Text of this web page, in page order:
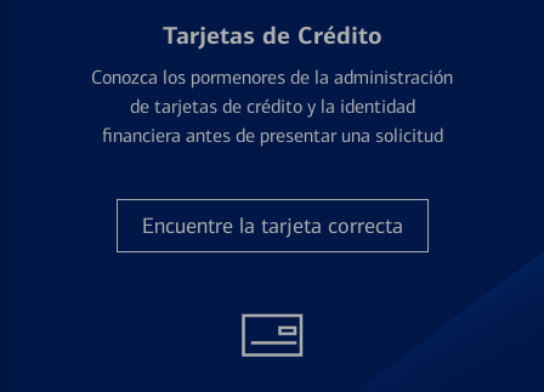
Tarjetas de Crédito
Conozca los pormenores de la administración
de tarjetas de crédito y la identidad
financiera antes de presentar una solicitud
Encuentre la tarjeta correcta